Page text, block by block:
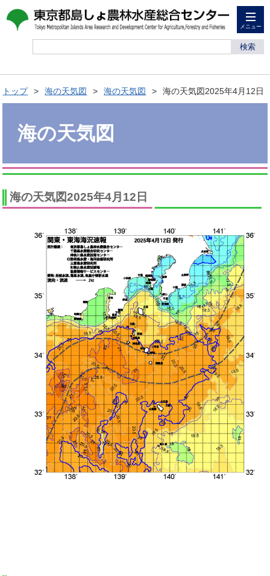
メニュー
検索
トップ 海の天気図 海の天気図 海の天気図2025年4月12日
海の天気図
海の天気図2025年4月12日